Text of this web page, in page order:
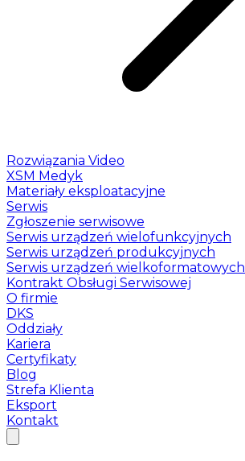
Rozwiązania Video
XSM Medyk
Materiały eksploatacyjne
Serwis
Zgłoszenie serwisowe
Serwis urządzeń wielofunkcyjnych
Serwis urządzeń produkcyjnych
Serwis urządzeń wielkoformatowych
Kontrakt Obsługi Serwisowej
O firmie
DKS
Oddziały
Kariera
Certyfikaty
Blog
Strefa Klienta
Eksport
Kontakt